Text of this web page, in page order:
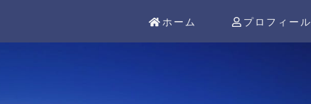
ホーム プロフィール